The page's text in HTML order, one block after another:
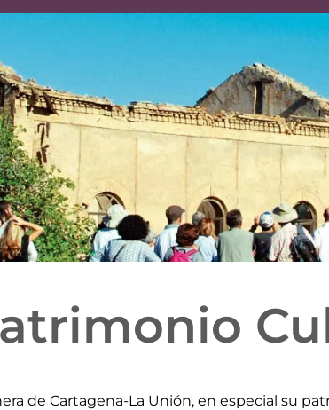
de Cartagena-La Unión, en especial su